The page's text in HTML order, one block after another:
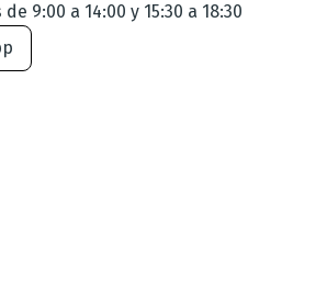
9:00 a 14:00 y 15:30 a 18:30